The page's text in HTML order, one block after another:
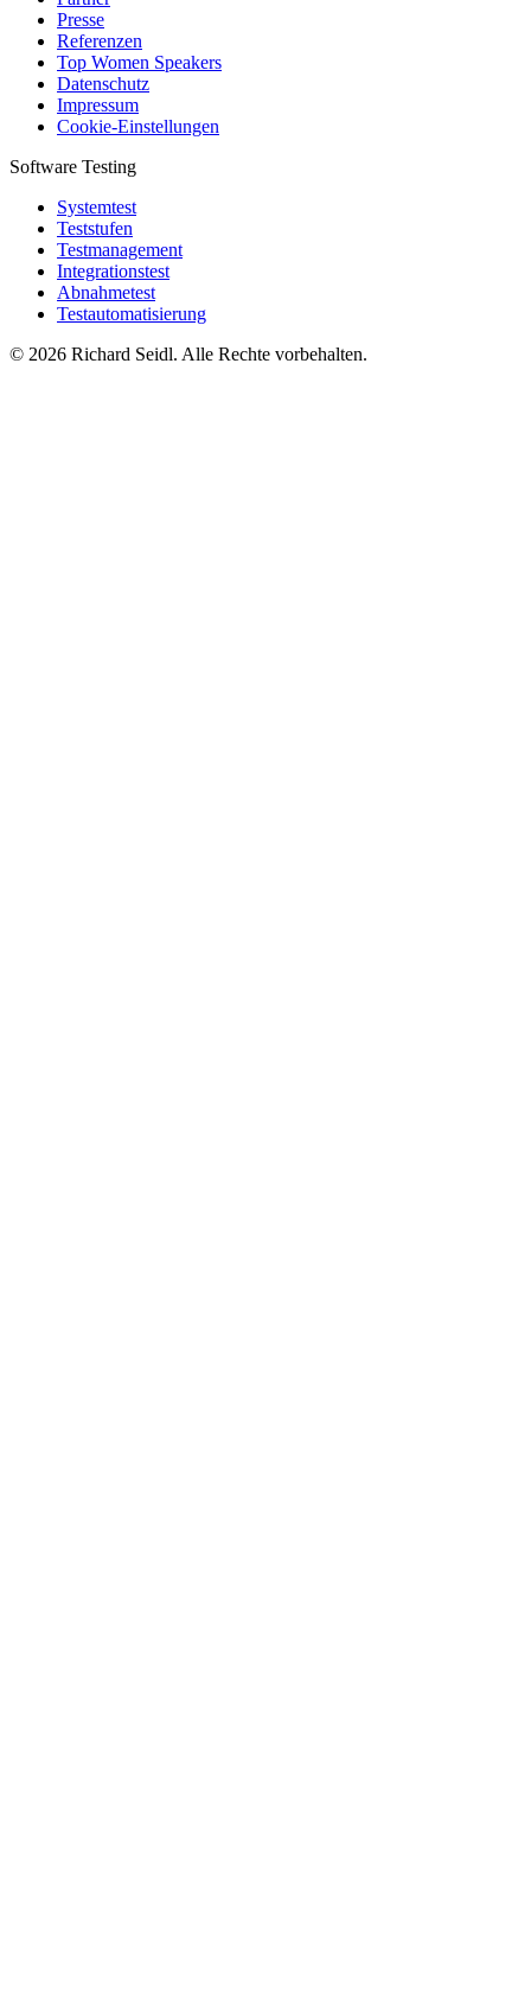
Presse
Referenzen
Top Women Speakers
Datenschutz
Impressum
Cookie-Einstellungen
Software Testing
Systemtest
Teststufen
Testmanagement
Integrationstest
Abnahmetest
Testautomatisierung
© 2026 Richard Seidl. Alle Rechte vorbehalten.